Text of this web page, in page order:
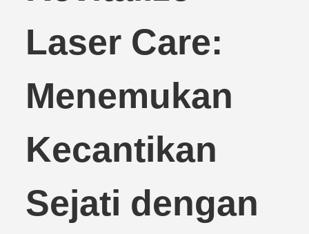
Laser Care:
Menemukan
Kecantikan
Sejati dengan